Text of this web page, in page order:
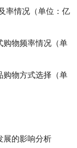
率情况（单位：亿
购物频率情况（单
购物方式选择（单
展的影响分析